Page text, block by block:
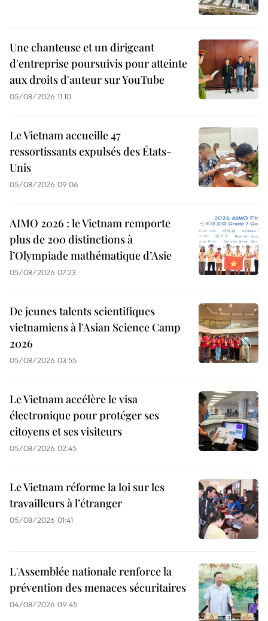
Une chanteuse et un dirigeant
d'entreprise poursuivis pour atteinte
aux droits d'auteur sur YouTube
05/08/2026 11:10
Le Vietnam accueille 47
ressortissants expulsés des États-
Unis
05/08/2026 09:06
AIMO 2026 : le Vietnam remporte
plus de 200 distinctions à
l’Olympiade mathématique d’Asie
05/08/2026 07:23
De jeunes talents scientifiques
vietnamiens à l'Asian Science Camp
2026
05/08/2026 03:55
Le Vietnam accélère le visa
électronique pour protéger ses
citoyens et ses visiteurs
05/08/2026 02:45
Le Vietnam réforme la loi sur les
travailleurs à l’étranger
05/08/2026 01:41
L'Assemblée nationale renforce la
prévention des menaces sécuritaires
04/08/2026 09:45